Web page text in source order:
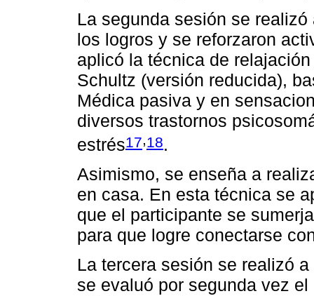
La segunda sesión se
los logros y se reforzaron
aplicó la técnica de
Schultz (versión reducida),
Médica pasiva y en
diversos trastornos
estrés17,18.
Asimismo, se enseña a
en casa. En esta técnica se
que el participante se
para que logre conectarse
La tercera sesión se realizó
se evaluó por segunda vez